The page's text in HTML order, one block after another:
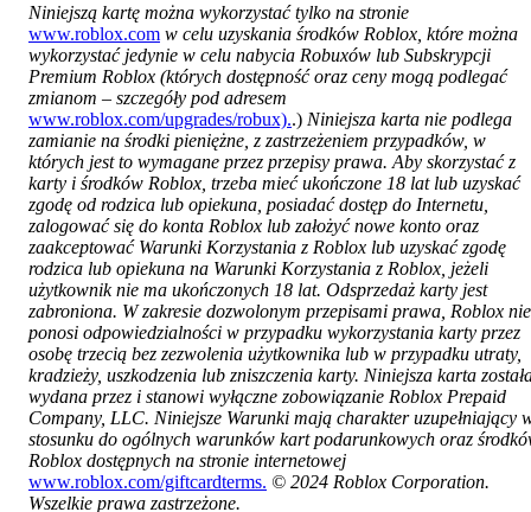
Niniejszą kartę można wykorzystać tylko na stronie
www.roblox.com w celu uzyskania środków Roblox, które można
wykorzystać jedynie w celu nabycia Robuxów lub Subskrypcji
Premium Roblox (których dostępność oraz ceny mogą podlegać
zmianom – szczegóły pod adresem
www.roblox.com/upgrades/robux)..) Niniejsza karta nie podlega
zamianie na środki pieniężne, z zastrzeżeniem przypadków, w
których jest to wymagane przez przepisy prawa. Aby skorzystać z
karty i środków Roblox, trzeba mieć ukończone 18 lat lub uzyskać
zgodę od rodzica lub opiekuna, posiadać dostęp do Internetu,
zalogować się do konta Roblox lub założyć nowe konto oraz
zaakceptować Warunki Korzystania z Roblox lub uzyskać zgodę
rodzica lub opiekuna na Warunki Korzystania z Roblox, jeżeli
użytkownik nie ma ukończonych 18 lat. Odsprzedaż karty jest
zabroniona. W zakresie dozwolonym przepisami prawa, Roblox nie
ponosi odpowiedzialności w przypadku wykorzystania karty przez
osobę trzecią bez zezwolenia użytkownika lub w przypadku utraty,
kradzieży, uszkodzenia lub zniszczenia karty. Niniejsza karta
wydana przez i stanowi wyłączne zobowiązanie Roblox Prepaid
Company, LLC. Niniejsze Warunki mają charakter uzupełniający
stosunku do ogólnych warunków kart podarunkowych oraz
Roblox dostępnych na stronie internetowej
www.roblox.com/giftcardterms. © 2024 Roblox Corporation.
Wszelkie prawa zastrzeżone.